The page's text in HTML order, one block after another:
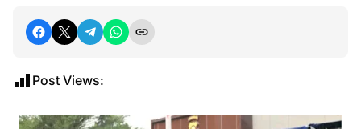
Post Views: